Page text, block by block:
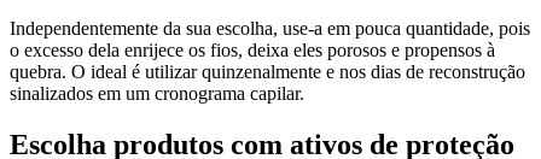
Independentemente da sua escolha, use-a em pouca quantidade, pois
o excesso dela enrijece os fios, deixa eles porosos e propensos à
quebra. O ideal é utilizar quinzenalmente e nos dias de reconstrução
sinalizados em um cronograma capilar.
Escolha produtos com ativos de proteção